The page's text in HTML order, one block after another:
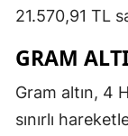
21.570,91 TL
GRAM
Gram altın, 4
sınırlı